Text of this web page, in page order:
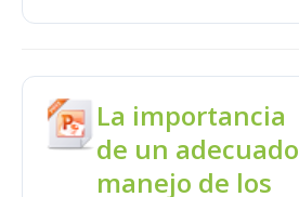
La importancia
de un adecuado
manejo de los